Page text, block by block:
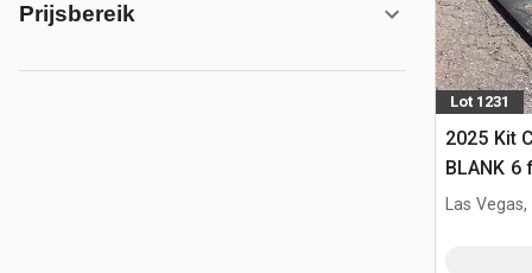
Prijsbereik
Lot 1231
2025 Kit
BLANK 6
Thick)
Las Vegas,